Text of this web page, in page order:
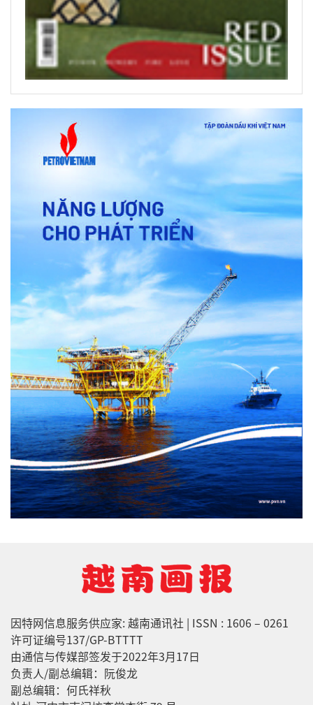
因特网信息服务供应家: 越南通讯社 | ISSN : 1606 – 0261
许可证编号137/GP-BTTTT
由通信与传媒部签发于2022年3月17日
负责人/副总编辑：阮俊龙
副总编辑：何氏祥秋